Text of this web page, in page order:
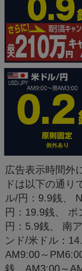
広告表示時間外
ドは以下の通り
ル/円：9.9銭、
円：19.9銭、
円：5.9銭、 南
ンド/米ドル：
AM9:00～
銭、AM3:00～